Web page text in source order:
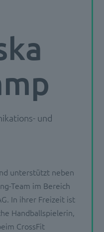
und
unterstützt neben
Team im Bereich
In ihrer Freizeit ist
Handballspielerin,
CrossFit